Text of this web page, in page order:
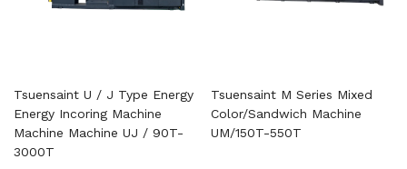
Tsuensaint U / J Type Energy
Energy Incoring Machine
Machine Machine UJ / 90T-
3000T
Tsuensaint M Series Mixed
Color/Sandwich Machine
UM/150T-550T